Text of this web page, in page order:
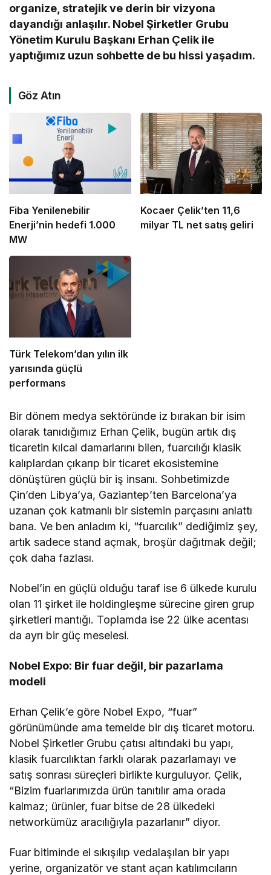
organize, stratejik ve derin bir vizyona
dayandığı anlaşılır. Nobel Şirketler Grubu
Yönetim Kurulu Başkanı Erhan Çelik ile
yaptığımız uzun sohbette de bu hissi yaşadım.
Göz Atın
Fiba Yenilenebilir
Enerji’nin hedefi 1.000
MW
Kocaer Çelik’ten 11,6
milyar TL net satış geliri
Türk Telekom’dan yılın ilk
yarısında güçlü
performans
Bir dönem medya sektöründe iz bırakan bir isim
olarak tanıdığımız Erhan Çelik, bugün artık dış
ticaretin kılcal damarlarını bilen, fuarcılığı klasik
kalıplardan çıkarıp bir ticaret ekosistemine
dönüştüren güçlü bir iş insanı. Sohbetimizde
Çin’den Libya’ya, Gaziantep’ten Barcelona’ya
uzanan çok katmanlı bir sistemin parçasını anlattı
bana. Ve ben anladım ki, “fuarcılık” dediğimiz şey,
artık sadece stand açmak, broşür dağıtmak değil;
çok daha fazlası.
Nobel’in en güçlü olduğu taraf ise 6 ülkede kurulu
olan 11 şirket ile holdingleşme sürecine giren grup
şirketleri mantığı. Toplamda ise 22 ülke acentası
da ayrı bir güç meselesi.
Nobel Expo: Bir fuar değil, bir pazarlama
modeli
Erhan Çelik’e göre Nobel Expo, “fuar”
görünümünde ama temelde bir dış ticaret motoru.
Nobel Şirketler Grubu çatısı altındaki bu yapı,
klasik fuarcılıktan farklı olarak pazarlamayı ve
satış sonrası süreçleri birlikte kurguluyor. Çelik,
“Bizim fuarlarımızda ürün tanıtılır ama orada
kalmaz; ürünler, fuar bitse de 28 ülkedeki
networkümüz aracılığıyla pazarlanır” diyor.
Fuar bitiminde el sıkışılıp vedalaşılan bir yapı
yerine, organizatör ve stant açan katılımcıların